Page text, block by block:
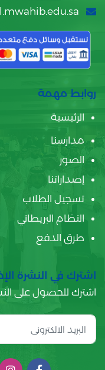
روابط مهمة
الرئيسية
مدارسنا
الصور
إصداراتنا
تسجيل الطلاب
النظام البريطاني
طرق الدفع
اشترك في النشرة
اشترك للحصول على